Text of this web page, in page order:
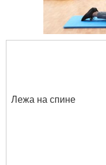
Лежа на спине